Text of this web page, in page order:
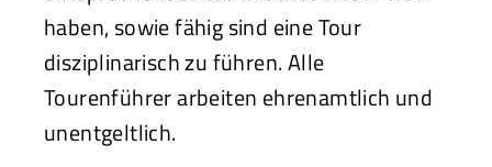
haben, sowie fähig sind eine Tour
disziplinarisch zu führen. Alle
Tourenführer arbeiten ehrenamtlich und
unentgeltlich.